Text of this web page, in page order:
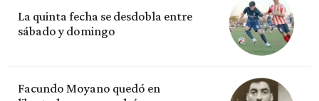
La quinta fecha se desdobla entre
sábado y domingo
Facundo Moyano quedó en